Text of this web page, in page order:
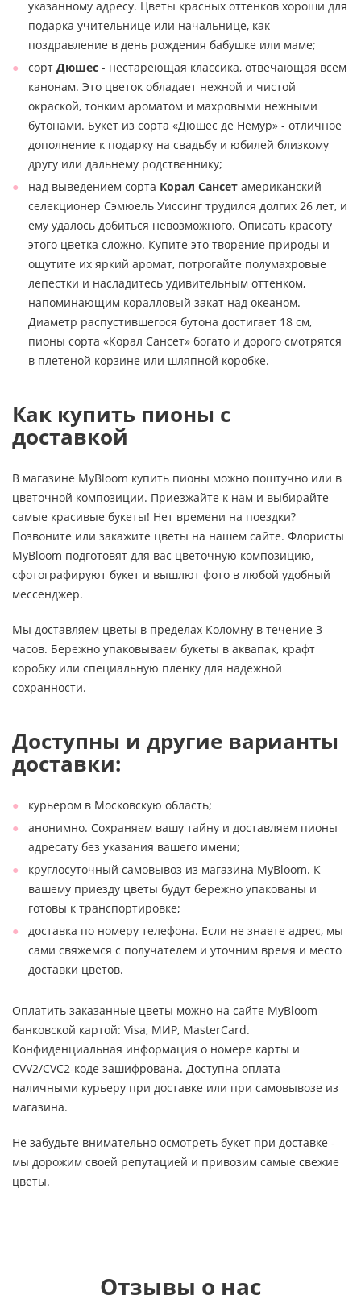
указанному адресу. Цветы красных оттенков хороши для
подарка учительнице или начальнице, как
поздравление в день рождения бабушке или маме;
сорт Дюшес - нестареющая классика, отвечающая всем
канонам. Это цветок обладает нежной и чистой
окраской, тонким ароматом и махровыми нежными
бутонами. Букет из сорта «Дюшес де Немур» - отличное
дополнение к подарку на свадьбу и юбилей близкому
другу или дальнему родственнику;
над выведением сорта Корал Сансет американский
селекционер Сэмюель Уиссинг трудился долгих 26 лет, и
ему удалось добиться невозможного. Описать красоту
этого цветка сложно. Купите это творение природы и
ощутите их яркий аромат, потрогайте полумахровые
лепестки и насладитесь удивительным оттенком,
напоминающим коралловый закат над океаном.
Диаметр распустившегося бутона достигает 18 см,
пионы сорта «Корал Сансет» богато и дорого смотрятся
в плетеной корзине или шляпной коробке.
Как купить пионы с
доставкой
В магазине MyBloom купить пионы можно поштучно или в
цветочной композиции. Приезжайте к нам и выбирайте
самые красивые букеты! Нет времени на поездки?
Позвоните или закажите цветы на нашем сайте. Флористы
MyBloom подготовят для вас цветочную композицию,
сфотографируют букет и вышлют фото в любой удобный
мессенджер.
Мы доставляем цветы в пределах Коломну в течение 3
часов. Бережно упаковываем букеты в аквапак, крафт
коробку или специальную пленку для надежной
сохранности.
Доступны и другие варианты
доставки:
курьером в Московскую область;
анонимно. Сохраняем вашу тайну и доставляем пионы
адресату без указания вашего имени;
круглосуточный самовывоз из магазина MyBloom. К
вашему приезду цветы будут бережно упакованы и
готовы к транспортировке;
доставка по номеру телефона. Если не знаете адрес, мы
сами свяжемся с получателем и уточним время и место
доставки цветов.
Оплатить заказанные цветы можно на сайте MyBloom
банковской картой: Visa, МИР, MasterCard.
Конфиденциальная информация о номере карты и
CVV2/CVC2-коде зашифрована. Доступна оплата
наличными курьеру при доставке или при самовывозе из
магазина.
Не забудьте внимательно осмотреть букет при доставке -
мы дорожим своей репутацией и привозим самые свежие
цветы.
Отзывы о нас